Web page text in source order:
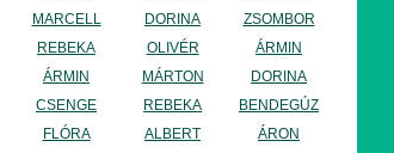
MARCELL
REBEKA
ÁRMIN
CSENGE
FLÓRA
DORINA
OLIVÉR
MÁRTON
REBEKA
ALBERT
ZSOMBOR
ÁRMIN
DORINA
BENDEGÚZ
ÁRON